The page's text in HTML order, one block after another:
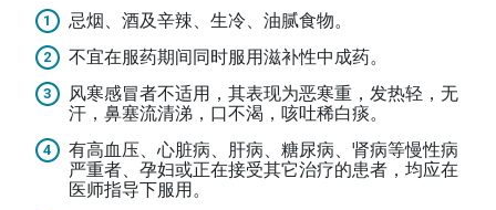
忌烟、酒及辛辣、生冷、油腻食物。
不宜在服药期间同时服用滋补性中成药。
风寒感冒者不适用，其表现为恶寒重，发热轻，无
汗，鼻塞流清涕，口不渴，咳吐稀白痰。
有高血压、心脏病、肝病、糖尿病、肾病等慢性病
严重者、孕妇或正在接受其它治疗的患者，均应在
医师指导下服用。